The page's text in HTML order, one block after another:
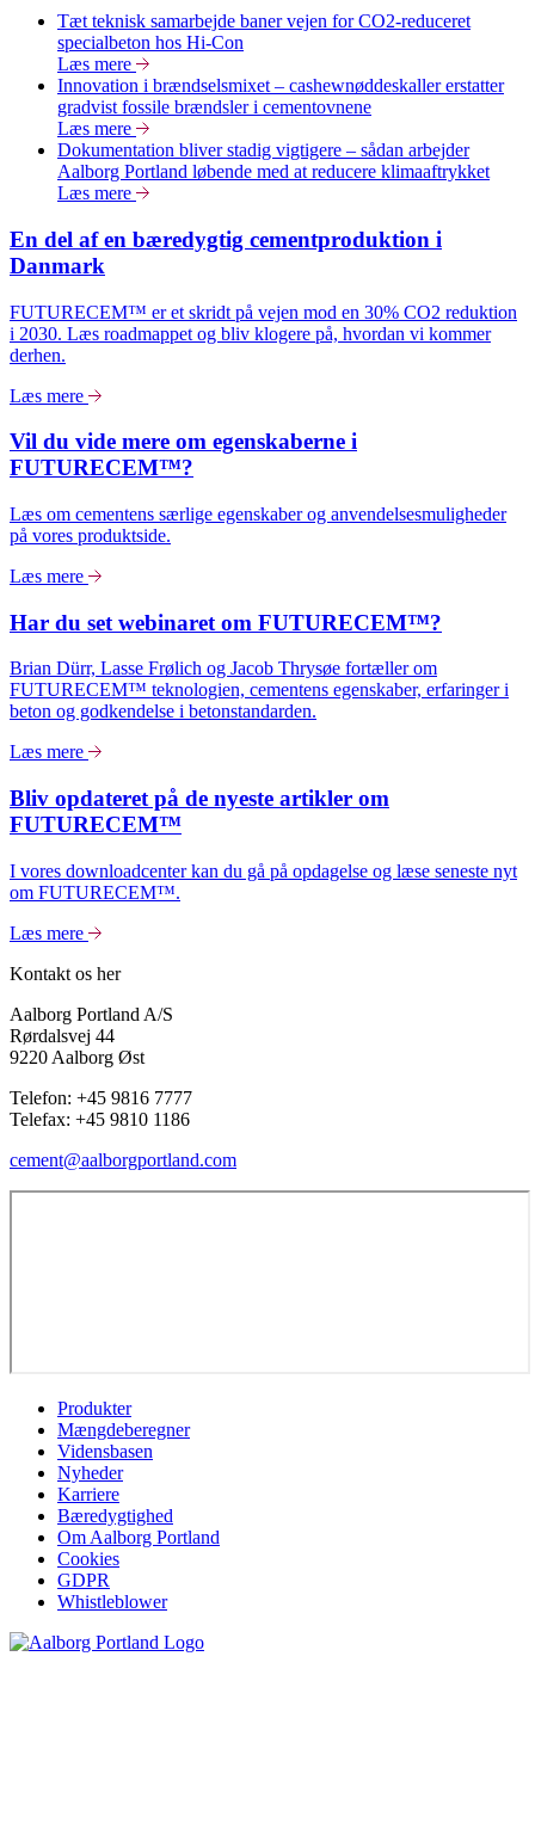
Tæt teknisk samarbejde baner vejen for CO2-reduceret
specialbeton hos Hi-Con
Læs mere
Innovation i brændselsmixet – cashewnøddeskaller erstatter
gradvist fossile brændsler i cementovnene
Læs mere
Dokumentation bliver stadig vigtigere – sådan arbejder
Aalborg Portland løbende med at reducere klimaaftrykket
Læs mere
En del af en bæredygtig cementproduktion i
Danmark
FUTURECEM™ er et skridt på vejen mod en 30% CO2 reduktion
i 2030. Læs roadmappet og bliv klogere på, hvordan vi kommer
derhen.
Læs mere
Vil du vide mere om egenskaberne i
FUTURECEM™?
Læs om cementens særlige egenskaber og anvendelsesmuligheder
på vores produktside.
Læs mere
Har du set webinaret om FUTURECEM™?
Brian Dürr, Lasse Frølich og Jacob Thrysøe fortæller om
FUTURECEM™ teknologien, cementens egenskaber, erfaringer i
beton og godkendelse i betonstandarden.
Læs mere
Bliv opdateret på de nyeste artikler om
FUTURECEM™
I vores downloadcenter kan du gå på opdagelse og læse seneste nyt
om FUTURECEM™.
Læs mere
Kontakt os her
Aalborg Portland A/S
Rørdalsvej 44
9220 Aalborg Øst
Telefon: +45 9816 7777
Telefax: +45 9810 1186
cement@aalborgportland.com
Produkter
Mængdeberegner
Vidensbasen
Nyheder
Karriere
Bæredygtighed
Om Aalborg Portland
Cookies
GDPR
Whistleblower